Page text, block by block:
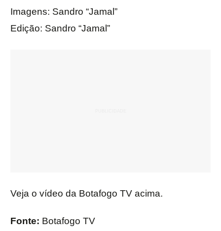
Imagens: Sandro “Jamal”
Edição: Sandro “Jamal”
Veja o vídeo da Botafogo TV acima.
Fonte: Botafogo TV